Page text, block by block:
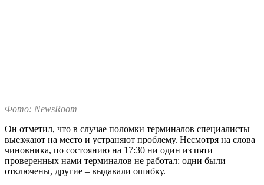
Фото: NewsRoom
Он отметил, что в случае поломки терминалов специалисты
выезжают на место и устраняют проблему. Несмотря на слова
чиновника, по состоянию на 17:30 ни один из пяти
проверенных нами терминалов не работал: одни были
отключены, другие – выдавали ошибку.